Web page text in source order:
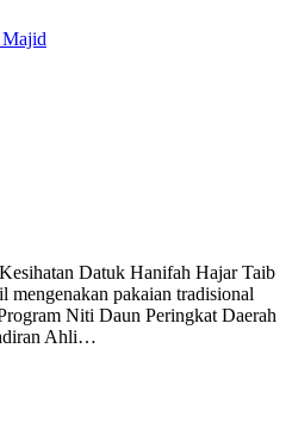
Datuk Hanifah Hajar Taib
mengenakan pakaian tradisional
Niti Daun Peringkat Daerah
Ahli…